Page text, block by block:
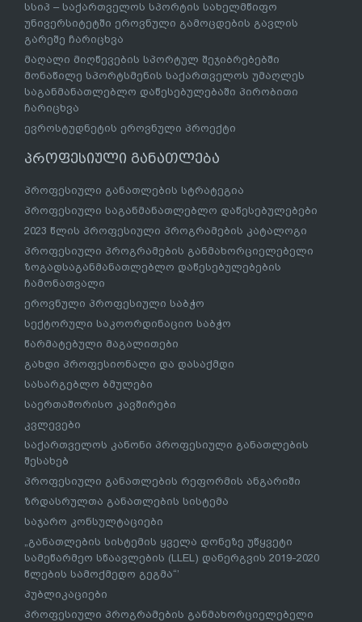
სსიპ – საქართველოს სპორტის სახელმწიფო
უნივერსიტეტში ეროვნული გამოცდების გავლის
გარეშე ჩარიცხვა
მაღალი მიღწევების სპორტულ შეჯიბრებებში
მონაწილე სპორტსმენის საქართველოს უმაღლეს
საგანმანათლებლო დაწესებულებაში პირობითი
ჩარიცხვა
ევროსტუდნეტის ეროვნული პროექტი
პროფესიული განათლება
პროფესიული განათლების სტრატეგია
პროფესიული საგანმანათლებლო დაწესებულებები
2023 წლის პროფესიული პროგრამების კატალოგი
პროფესიული პროგრამების განმახორციელებელი
ზოგადსაგანმანათლებლო დაწესებულებების
ჩამონათვალი
ეროვნული პროფესიული საბჭო
სექტორული საკოორდინაციო საბჭო
წარმატებული მაგალითები
გახდი პროფესიონალი და დასაქმდი
სასარგებლო ბმულები
საერთაშორისო კავშირები
კვლევები
საქართველოს კანონი პროფესიული განათლების
შესახებ
პროფესიული განათლების რეფორმის ანგარიში
ზრდასრულთა განათლების სისტემა
საჯარო კონსულტაციები
„განათლების სისტემის ყველა დონეზე უწყვეტი
სამეწარმეო სწაავლების (LLEL) დანერგვის 2019-2020
წლების სამოქმედო გეგმა“’
პუბლიკაციები
პროფესიული პროგრამების განმახორციელებელი